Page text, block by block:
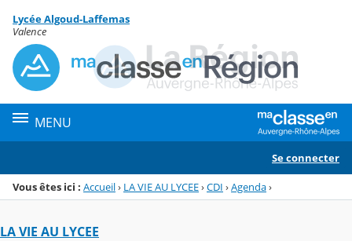
Menu de la rubrique
Contenu
Lycée Algoud-Laffemas
Valence
MENU
Se connecter
Vous êtes ici : Accueil› LA VIE AU LYCEE›CDI ›Agenda›
LA VIE AU LYCEE